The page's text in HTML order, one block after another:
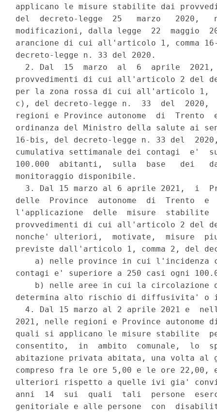
applicano le misure stabilite dai
del  decreto-legge  25   marzo   2020,
modificazioni, dalla legge  22  maggio
arancione di cui all'articolo 1, comma
decreto-legge n. 33 del 2020.
2. Dal  15  marzo  al  6  aprile
provvedimenti di cui all'articolo 2 del
per la zona rossa di cui all'articolo 1,
c), del decreto-legge n.  33  del  2020,
regioni e Province autonome  di  Trento
ordinanza del Ministro della salute ai
16-bis, del decreto-legge n. 33 del
cumulativa settimanale dei contagi  e'
100.000  abitanti,  sulla  base   dei
monitoraggio disponibile.
3. Dal 15 marzo al 6 aprile 2021,  i
delle  Province  autonome  di  Trento  e
l'applicazione  delle  misure  stabilite
provvedimenti di cui all'articolo 2 del
nonche' ulteriori,  motivate,  misure
previste dall'articolo 1, comma 2, del
a) nelle province in cui l'incidenza
contagi e' superiore a 250 casi ogni
b) nelle aree in cui la circolazione
determina alto rischio di diffusivita' o
4. Dal 15 marzo al 2 aprile 2021 e
2021, nelle regioni e Province
quali si applicano le misure stabilite
consentito,  in  ambito  comunale,  lo
abitazione privata abitata, una volta al
compreso fra le ore 5,00 e le ore
ulteriori rispetto a quelle ivi gia'
anni  14  sui  quali  tali  persone
genitoriale e alle persone  con